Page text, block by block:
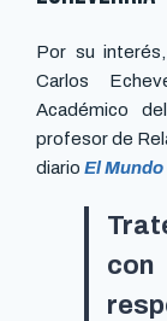
Por su
Carlos
Académico
profesor de
diario El Mundo